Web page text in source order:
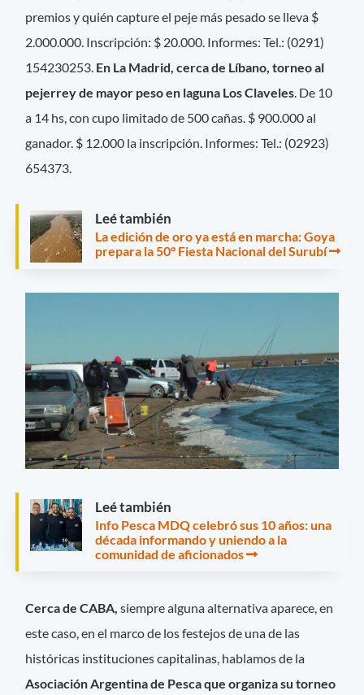
premios y quién capture el peje más pesado se lleva $
2.000.000. Inscripción: $ 20.000. Informes: Tel.: (0291)
154230253. En La Madrid, cerca de Líbano, torneo al
pejerrey de mayor peso en laguna Los Claveles. De 10
a 14 hs, con cupo limitado de 500 cañas. $ 900.000 al
ganador. $ 12.000 la inscripción. Informes: Tel.: (02923)
654373.
Leé también
La edición de oro ya está en marcha: Goya
prepara la 50° Fiesta Nacional del Surubí
Leé también
Info Pesca MDQ celebró sus 10 años: una
década informando y uniendo a la
comunidad de aficionados
Cerca de CABA, siempre alguna alternativa aparece, en
este caso, en el marco de los festejos de una de las
históricas instituciones capitalinas, hablamos de la
Asociación Argentina de Pesca que organiza su torneo